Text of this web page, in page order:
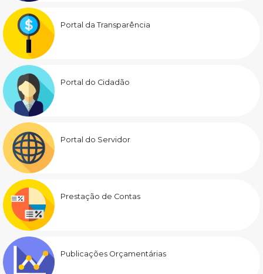
Portal da Transparência
Portal do Cidadão
Portal do Servidor
Prestação de Contas
Publicações Orçamentárias